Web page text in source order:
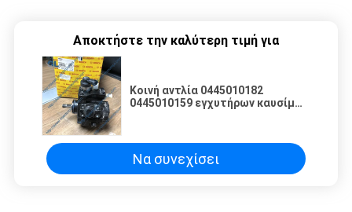
Αποκτήστε την καλύτερη τιμή για
Κοινή αντλία 0445010182
0445010159 εγχυτήρων καυσίμων
Να συνεχίσει